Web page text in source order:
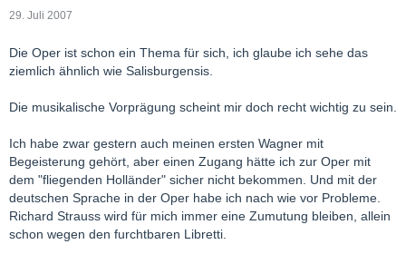
29. Juli 2007
Die Oper ist schon ein Thema für sich, ich glaube ich sehe das
ziemlich ähnlich wie Salisburgensis.
Die musikalische Vorprägung scheint mir doch recht wichtig zu sein.
Ich habe zwar gestern auch meinen ersten Wagner mit
Begeisterung gehört, aber einen Zugang hätte ich zur Oper mit
dem "fliegenden Holländer" sicher nicht bekommen. Und mit der
deutschen Sprache in der Oper habe ich nach wie vor Probleme.
Richard Strauss wird für mich immer eine Zumutung bleiben, allein
schon wegen den furchtbaren Libretti.